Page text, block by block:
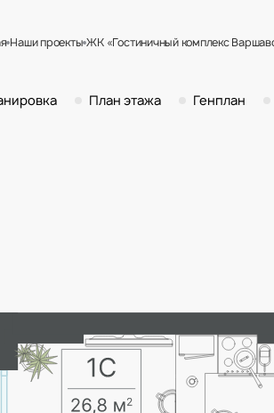
26.6 м² в ЖК
Наши проекты ЖК «Гостиничный комплекс
План этажа Генплан